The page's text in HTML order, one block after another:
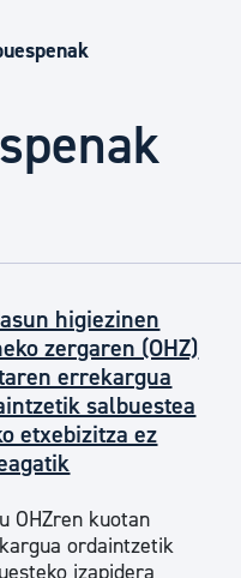
higiezinen
zergaren (OHZ)
errekargua
salbuestea
etxebizitza ez
OHZren kuotan
ordaintzetik